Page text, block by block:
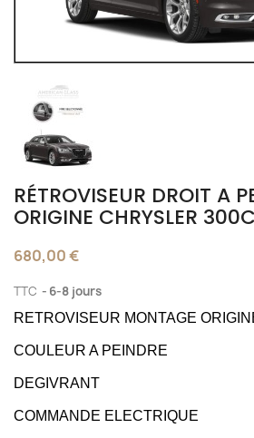
RÉTROVISEUR DROIT A
ORIGINE CHRYSLER
680,00 €
TTC 6-8 jours
RETROVISEUR MONTAGE
COULEUR A PEINDRE
DEGIVRANT
COMMANDE ELECTRIQUE